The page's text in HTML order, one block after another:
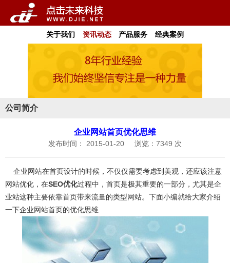
关于我们 资讯动态 产品服务 经典案例
公司简介
企业网站首页优化思维
发布时间： 2015-01-20 浏览：7349 次
企业网站在首页设计的时候，不仅仅需要考虑到美观，还应该注意
网站优化，在SEO优化过程中，首页是极其重要的一部分，尤其是企
业站这种主要依靠首页带来流量的类型网站。下面小编就给大家介绍
一下企业网站首页的优化思维